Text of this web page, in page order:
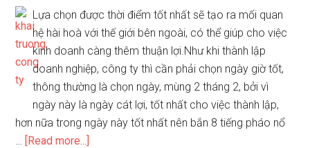
trương
công
ty
Lựa chọn được thời điểm tốt nhất sẽ tạo ra mối quan
hệ hài hoà với thế giới bên ngoài, có thể giúp cho việc
kinh doanh càng thêm thuận lợi.Như khi thành lập
doanh nghiệp, công ty thì cần phải chọn ngày giờ tốt,
thông thường là chọn ngày, mùng 2 tháng 2, bởi vì
ngày này là ngày cát lợi, tốt nhất cho việc thành lập,
hơn nữa trong ngày này tốt nhất nên bắn 8 tiếng pháo nổ
… [Read more...]